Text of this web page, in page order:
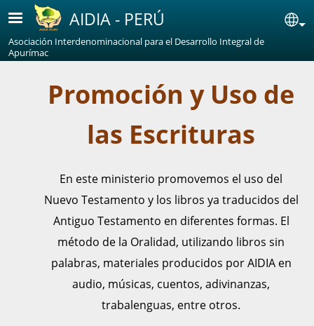
Pasar al contenido principal
AIDIA - PERÚ
Asociación Interdenominacional para el Desarrollo Integral de
Apurímac
Promoción y Uso de
las Escrituras
En este ministerio promovemos el uso del
Nuevo Testamento y los libros ya traducidos del
Antiguo Testamento en diferentes formas. El
método de la Oralidad, utilizando libros sin
palabras, materiales producidos por AIDIA en
audio, músicas, cuentos, adivinanzas,
trabalenguas, entre otros.